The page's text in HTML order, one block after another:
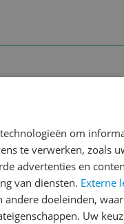
nog geen
jij dit product in bezit
het schrijven van je
review gemiddeld
bezoekers een
! Klik hier voor de
om
te verwerken, zoals
advertenties en
van diensten. Externe
andere doeleinden,
Uw